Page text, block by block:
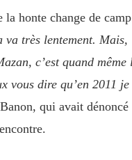
honte change de
va très lentement. Mais,
c’est quand même
vous dire qu’en 2011 je
qui avait dénoncé